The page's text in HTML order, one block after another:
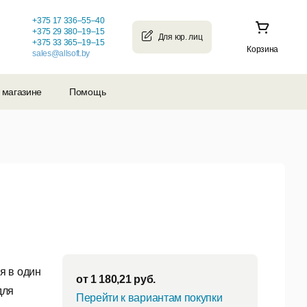
Корзина
+375 17 336–55–40
+375 29 380–19–15
+375 33 365–19–15
sales@allsoft.by
Помощь
в один
от 1 180,21руб.
Перейти к вариантам покупки